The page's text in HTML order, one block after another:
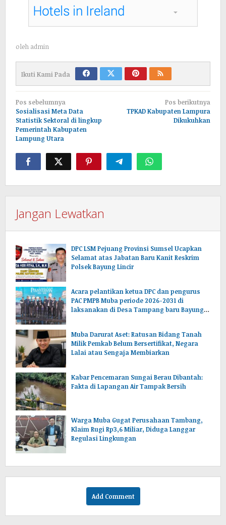
oleh admin
Ikuti Kami Pada
Navigasi
pos
Pos sebelumnya
Sosialisasi Meta Data
Statistik Sektoral di lingkup
Pemerintah Kabupaten
Lampung Utara
Pos berikutnya
TPKAD Kabupaten Lampura
Dikukuhkan
Jangan Lewatkan
DPC LSM Pejuang Provinsi Sumsel Ucapkan
Selamat atas Jabatan Baru Kanit Reskrim
Polsek Bayung Lincir
Acara pelantikan ketua DPC dan pengurus
PAC PMPB Muba periode 2026-2031 di
laksanakan di Desa Tampang baru Bayung
Muba Darurat Aset: Ratusan Bidang Tanah
Milik Pemkab Belum Bersertifikat, Negara
Lalai atau Sengaja Membiarkan
Kabar Pencemaran Sungai Berau Dibantah:
Fakta di Lapangan Air Tampak Bersih
Warga Muba Gugat Perusahaan Tambang,
Klaim Rugi Rp3,6 Miliar, Diduga Langgar
Regulasi Lingkungan
Add Comment